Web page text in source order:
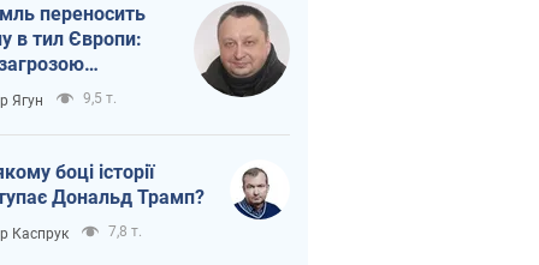
переносить
в тил Європи:
логістика
Ягун 9,5 т.
боці історії
Дональд Трамп?
Каспрук 7,8 т.